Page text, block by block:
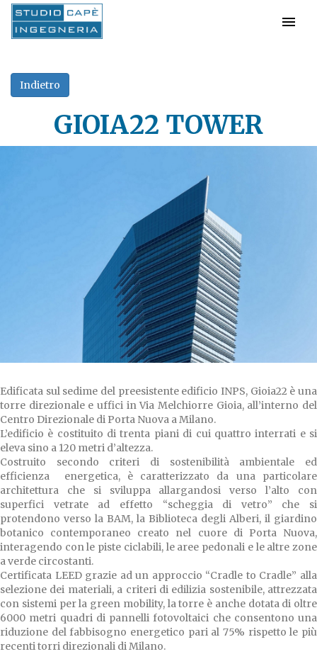
GIOIA22 TOWER
Edificata sul sedime del preesistente edificio INPS, Gioia22 è una
torre direzionale e uffici in Via Melchiorre Gioia, all’interno del
Centro Direzionale di Porta Nuova a Milano.
L’edificio è costituito di trenta piani di cui quattro interrati e si
eleva sino a 120 metri d’altezza.
Costruito secondo criteri di sostenibilità ambientale ed
efficienza energetica, è caratterizzato da una particolare
architettura che si sviluppa allargandosi verso l’alto con
superfici vetrate ad effetto “scheggia di vetro” che si
protendono verso la BAM, la Biblioteca degli Alberi, il giardino
botanico contemporaneo creato nel cuore di Porta Nuova,
interagendo con le piste ciclabili, le aree pedonali e le altre zone
a verde circostanti.
Certificata LEED grazie ad un approccio “Cradle to Cradle” alla
selezione dei materiali, a criteri di edilizia sostenibile, attrezzata
con sistemi per la green mobility, la torre è anche dotata di oltre
6000 metri quadri di pannelli fotovoltaici che consentono una
riduzione del fabbisogno energetico pari al 75% rispetto le più
recenti torri direzionali di Milano.